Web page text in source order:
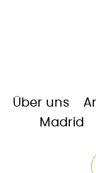
Über uns
Madrid